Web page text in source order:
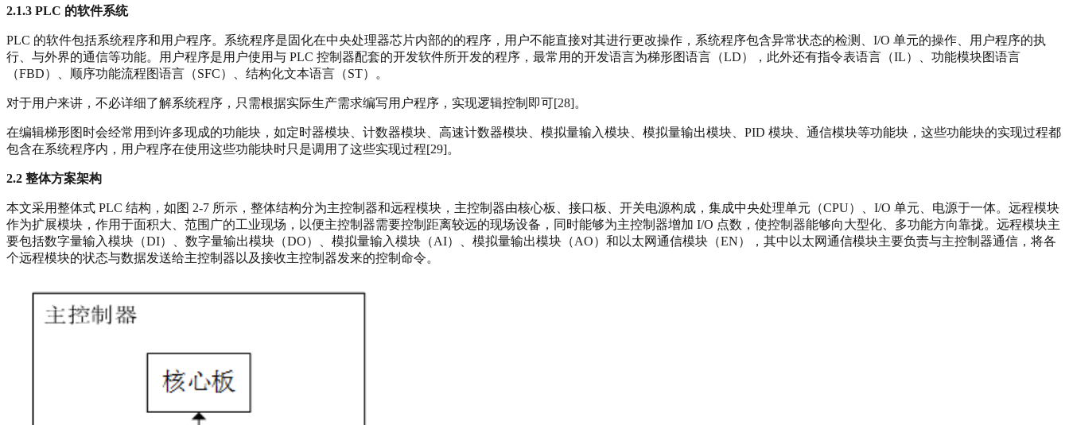
2.1.3 PLC 的软件系统
PLC 的软件包括系统程序和用户程序。系统程序是固化在中央处理器芯片内部的的程序，用户不能直接对其进行更改操作，系统程序包含异常状态的检测、I/O 单元的操作、用户程序的执
行、与外界的通信等功能。用户程序是用户使用与 PLC 控制器配套的开发软件所开发的程序，最常用的开发语言为梯形图语言（LD），此外还有指令表语言（IL）、功能模块图语言
（FBD）、顺序功能流程图语言（SFC）、结构化文本语言（ST）。
对于用户来讲，不必详细了解系统程序，只需根据实际生产需求编写用户程序，实现逻辑控制即可[28]。
在编辑梯形图时会经常用到许多现成的功能块，如定时器模块、计数器模块、高速计数器模块、模拟量输入模块、模拟量输出模块、PID 模块、通信模块等功能块，这些功能块的实现过程都
包含在系统程序内，用户程序在使用这些功能块时只是调用了这些实现过程[29]。
2.2 整体方案架构
本文采用整体式 PLC 结构，如图 2-7 所示，整体结构分为主控制器和远程模块，主控制器由核心板、接口板、开关电源构成，集成中央处理单元（CPU）、I/O 单元、电源于一体。远程模块
作为扩展模块，作用于面积大、范围广的工业现场，以便主控制器需要控制距离较远的现场设备，同时能够为主控制器增加 I/O 点数，使控制器能够向大型化、多功能方向靠拢。远程模块主
要包括数字量输入模块（DI）、数字量输出模块（DO）、模拟量输入模块（AI）、模拟量输出模块（AO）和以太网通信模块（EN），其中以太网通信模块主要负责与主控制器通信，将各
个远程模块的状态与数据发送给主控制器以及接收主控制器发来的控制命令。